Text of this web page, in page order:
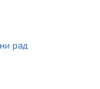
рад